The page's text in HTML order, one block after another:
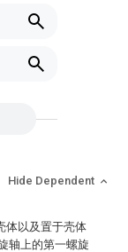
Hide Dependent
体以及置于壳体
轴上的第一螺旋